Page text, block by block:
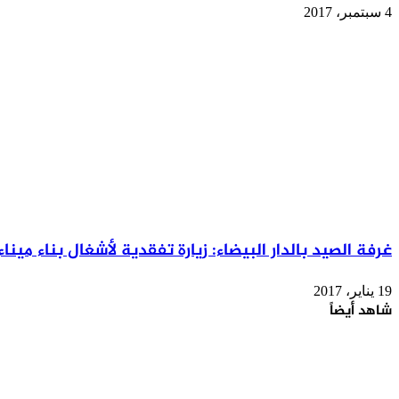
4 سبتمبر، 2017
غرفة الصيد بالدار البيضاء: زيارة تفقدية لأشغال بناء
19 يناير، 2017
شاهد أيضاً